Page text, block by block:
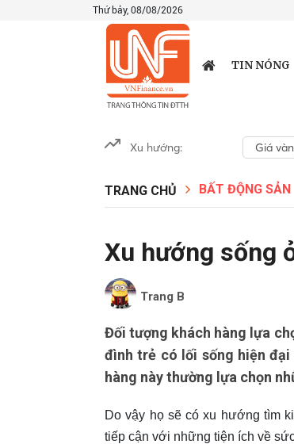
Thứ bảy, 08/08/2026
TIN NÓNG
Xu hướng: Giá
TRANG CHỦ BẤT ĐỘNG SẢN
Xu hướng sống
Trang B
Đối tượng khách hàng lựa
đình trẻ có lối sống hiện
hàng này thường lựa chọn
Do vậy họ sẽ có xu hướng tìm
tiếp cận với những tiện ích về